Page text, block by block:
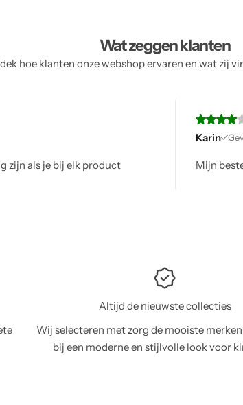
Wat zeggen klanten
hoe klanten onze webshop ervaren en wat zij
was compleet en op tijd, alles volgens
Altijd de nieuwste collecties
Wij selecteren met zorg de mooiste merken
bij een moderne en stijlvolle look voor